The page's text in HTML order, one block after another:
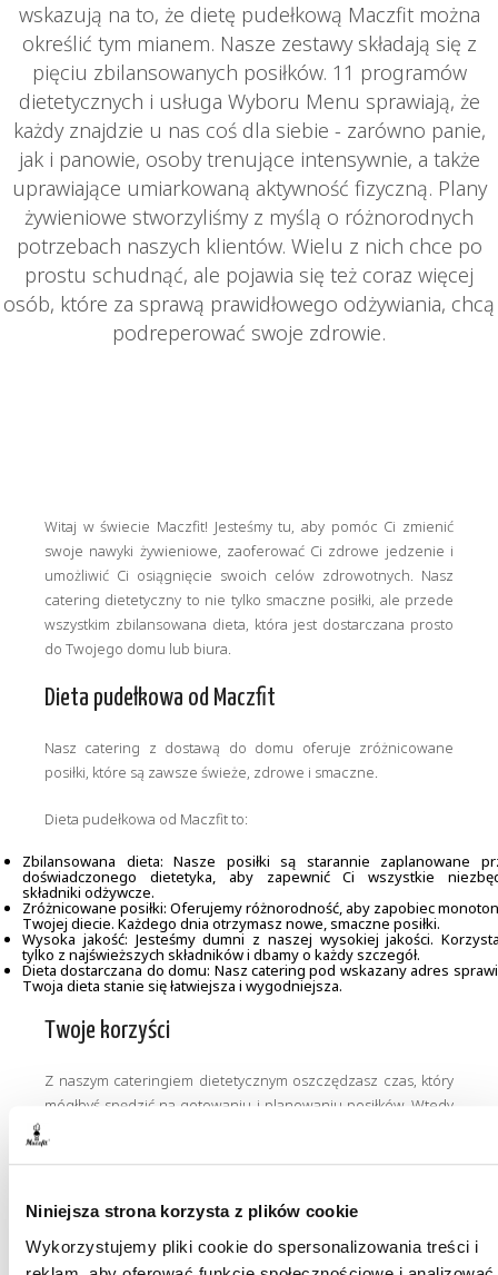
Niniejsza strona korzysta z plików cookie
Wykorzystujemy pliki cookie do spersonalizowania treści i
wskazują na to, że dietę pudełkową Maczfit można
określić tym mianem. Nasze zestawy składają się z
pięciu zbilansowanych posiłków. 11 programów
dietetycznych i usługa Wyboru Menu sprawiają, że
każdy znajdzie u nas coś dla siebie - zarówno panie,
jak i panowie, osoby trenujące intensywnie, a także
uprawiające umiarkowaną aktywność fizyczną. Plany
żywieniowe stworzyliśmy z myślą o różnorodnych
potrzebach naszych klientów. Wielu z nich chce po
prostu schudnąć, ale pojawia się też coraz więcej
osób, które za sprawą prawidłowego odżywiania, chcą
podreperować swoje zdrowie.
Witaj w świecie Maczfit! Jesteśmy tu, aby pomóc Ci zmienić
swoje nawyki żywieniowe, zaoferować Ci zdrowe jedzenie i
umożliwić Ci osiągnięcie swoich celów zdrowotnych. Nasz
catering dietetyczny to nie tylko smaczne posiłki, ale przede
wszystkim zbilansowana dieta, która jest dostarczana prosto
do Twojego domu lub biura.
Dieta pudełkowa od Maczfit
Nasz catering z dostawą do domu oferuje zróżnicowane
posiłki, które są zawsze świeże, zdrowe i smaczne.
Dieta pudełkowa od Maczfit to:
Zbilansowana dieta: Nasze posiłki są starannie zaplanowane
doświadczonego dietetyka, aby zapewnić Ci wszystkie
składniki odżywcze.
Zróżnicowane posiłki: Oferujemy różnorodność, aby zapobiec
Twojej diecie. Każdego dnia otrzymasz nowe, smaczne posiłki.
Wysoka jakość: Jesteśmy dumni z naszej wysokiej jakości.
tylko z najświeższych składników i dbamy o każdy szczegół.
Dieta dostarczana do domu: Nasz catering pod wskazany adres
Twoja dieta stanie się łatwiejsza i wygodniejsza.
Twoje korzyści
Z naszym cateringiem dietetycznym oszczędzasz czas, który
mógłbyś spędzić na gotowaniu i planowaniu posiłków. Wtedy
Catering z dostawą do biura